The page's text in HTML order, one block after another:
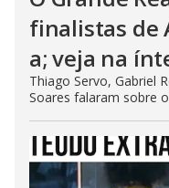
finalistas de
a; veja na
Thiago Servo, Gabriel
Soares falaram sobre